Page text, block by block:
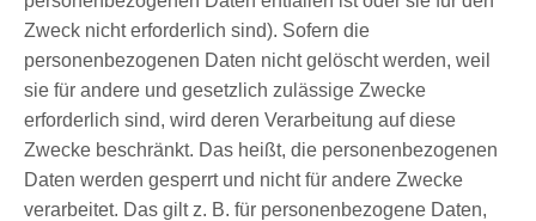
Zweck nicht erforderlich sind). Sofern die
personenbezogenen Daten nicht gelöscht werden, weil
sie für andere und gesetzlich zulässige Zwecke
erforderlich sind, wird deren Verarbeitung auf diese
Zwecke beschränkt. Das heißt, die personenbezogenen
Daten werden gesperrt und nicht für andere Zwecke
verarbeitet. Das gilt z. B. für personenbezogene Daten,